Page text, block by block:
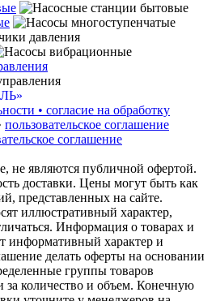
• согласие на обработку
пользовательское соглашение
соглашение
не являются публичной офертой.
доставки. Цены могут быть как
представленных на сайте.
иллюстративный характер,
Информация о товарах и
информативный характер и
делать оферты на основании
группы товаров
за количество и объем. Конечную